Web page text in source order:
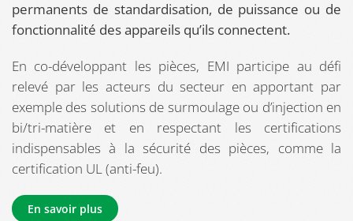
permanents de standardisation, de puissance ou de
fonctionnalité des appareils qu’ils connectent.
En co-développant les pièces, EMI participe au défi
relevé par les acteurs du secteur en apportant par
exemple des solutions de surmoulage ou d’injection en
bi/tri-matière et en respectant les certifications
indispensables à la sécurité des pièces, comme la
certification UL (anti-feu).
En savoir plus